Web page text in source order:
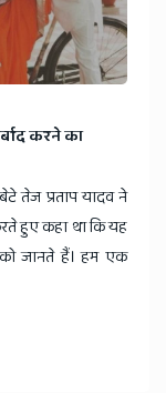
करने का
तेज प्रताप यादव ने
हुए कहा था कि यह
जानते हैं। हम एक